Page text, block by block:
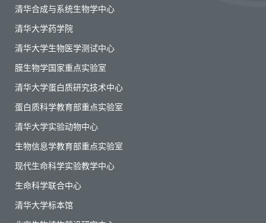
清华合成与系统生物学中心
清华大学药学院
清华大学生物医学测试中心
膜生物学国家重点实验室
清华大学蛋白质研究技术中心
蛋白质科学教育部重点实验室
清华大学实验动物中心
生物信息学教育部重点实验室
现代生命科学实验教学中心
生命科学联合中心
清华大学标本馆